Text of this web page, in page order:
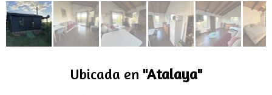
Ubicada en "Atalaya"